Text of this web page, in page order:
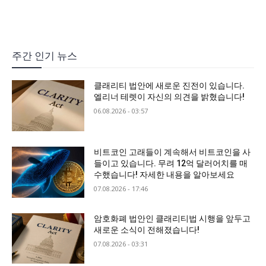
주간 인기 뉴스
클래리티 법안에 새로운 진전이 있습니다.
엘리너 테렛이 자신의 의견을 밝혔습니다!
06.08.2026 - 03:57
비트코인 고래들이 계속해서 비트코인을 사
들이고 있습니다. 무려 12억 달러어치를 매
수했습니다! 자세한 내용을 알아보세요
07.08.2026 - 17:46
암호화폐 법안인 클래리티법 시행을 앞두고
새로운 소식이 전해졌습니다!
07.08.2026 - 03:31